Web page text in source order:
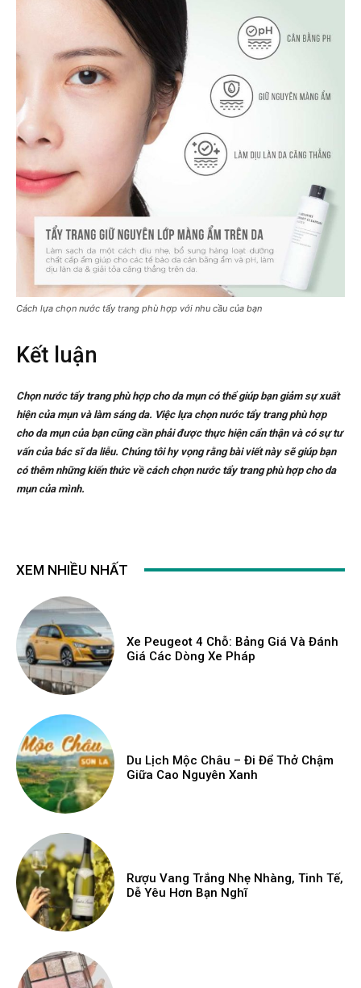
Cách lựa chọn nước tẩy trang phù hợp với nhu cầu của bạn
Kết luận
Chọn nước tẩy trang phù hợp cho da mụn có thể giúp bạn giảm sự xuất
hiện của mụn và làm sáng da. Việc lựa chọn nước tẩy trang phù hợp
cho da mụn của bạn cũng cần phải được thực hiện cẩn thận và có sự tư
vấn của bác sĩ da liễu. Chúng tôi hy vọng rằng bài viết này sẽ giúp bạn
có thêm những kiến thức về cách chọn nước tẩy trang phù hợp cho da
mụn của mình.
XEM NHIỀU NHẤT
Xe Peugeot 4 Chỗ: Bảng Giá Và Đánh
Giá Các Dòng Xe Pháp
Du Lịch Mộc Châu – Đi Để Thở Chậm
Giữa Cao Nguyên Xanh
Rượu Vang Trắng Nhẹ Nhàng, Tinh Tế,
Dễ Yêu Hơn Bạn Nghĩ